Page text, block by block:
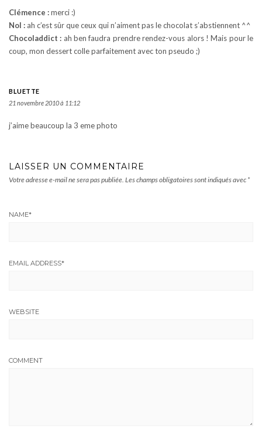
Clémence :merci :)
Nol : ah c’est sûr que ceux qui n’aiment pas le chocolat s’abstiennent ^^
Chocoladdict : ah ben faudra prendre rendez-vous alors ! Mais pour le
coup, mon dessert colle parfaitement avec ton pseudo ;)
BLUETTE
21 novembre 2010 à 11:12
j’aime beaucoup la 3 eme photo
LAISSER UN COMMENTAIRE
Votre adresse e-mail ne sera pas publiée. Les champs obligatoires sont indiqués avec *
NAME*
EMAIL ADDRESS*
WEBSITE
COMMENT